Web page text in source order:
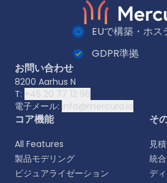
EUで構築・ホス
GDPR準拠
お問い合わせ
8200 Aarhus N
T: +45 20 77 12 96
電子メール: info@mercura.io
コア機能
All Features
製品モデリング
ビジュアライゼーション
そ
見
統合
デ